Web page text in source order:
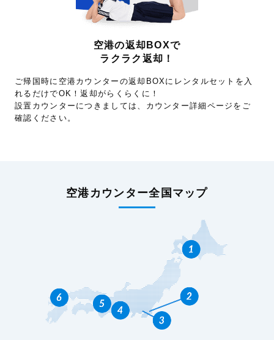
空港の返却BOXで
ラクラク返却！
ご帰国時に空港カウンターの返却BOXにレンタルセットを入
れるだけでOK！返却がらくらくに！
設置カウンターにつきましては、カウンター詳細ページをご
確認ください。
空港カウンター全国マップ